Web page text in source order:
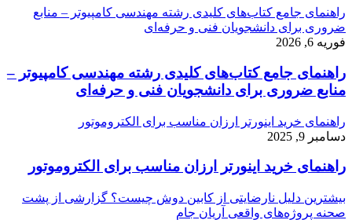
راهنمای جامع کتاب‌های کلیدی رشته مهندسی کامپیوتر – منابع
ضروری برای دانشجویان فنی و حرفه‌ای
فوریه 6, 2026
راهنمای جامع کتاب‌های کلیدی رشته مهندسی کامپیوتر –
منابع ضروری برای دانشجویان فنی و حرفه‌ای
راهنمای خرید اینورتر ارزان مناسب برای الکتروموتور
دسامبر 9, 2025
راهنمای خرید اینورتر ارزان مناسب برای الکتروموتور
بیشترین دلیل نارضایتی از کابین دوش چیست؟ گزارشی از پشت
صحنه پروژه‌های واقعی آریان جام